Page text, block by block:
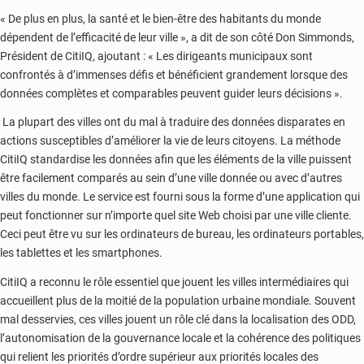
« De plus en plus, la santé et le bien-être des habitants du monde
dépendent de l’efficacité de leur ville », a dit de son côté Don Simmonds,
Président de CitiIQ, ajoutant : « Les dirigeants municipaux sont
confrontés à d’immenses défis et bénéficient grandement lorsque des
données complètes et comparables peuvent guider leurs décisions ».
La plupart des villes ont du mal à traduire des données disparates en
actions susceptibles d’améliorer la vie de leurs citoyens. La méthode
CitiIQ standardise les données afin que les éléments de la ville puissent
être facilement comparés au sein d’une ville donnée ou avec d’autres
villes du monde. Le service est fourni sous la forme d’une application qui
peut fonctionner sur n’importe quel site Web choisi par une ville cliente.
Ceci peut être vu sur les ordinateurs de bureau, les ordinateurs portables,
les tablettes et les smartphones.
CitiIQ a reconnu le rôle essentiel que jouent les villes intermédiaires qui
accueillent plus de la moitié de la population urbaine mondiale. Souvent
mal desservies, ces villes jouent un rôle clé dans la localisation des ODD,
l’autonomisation de la gouvernance locale et la cohérence des politiques
qui relient les priorités d’ordre supérieur aux priorités locales des